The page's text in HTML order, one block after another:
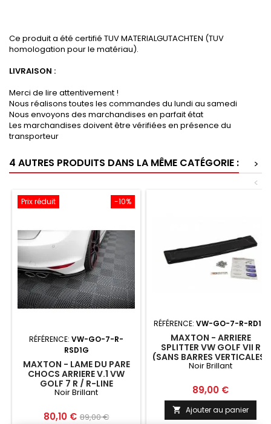
Ce produit a été certifié TUV MATERIALGUTACHTEN (TUV
homologation pour le matériau).
LIVRAISON :
Merci de lire attentivement !
Nous réalisons toutes les commandes du lundi au samedi
Nous envoyons des marchandises en parfait état
Les marchandises doivent être vérifiées en présence du
transporteur
4 AUTRES PRODUITS DANS LA MÊME CATÉGORIE :
>
<
-10%
Prix réduit
RÉFÉRENCE: VW-GO-7-R-
RSD1G
MAXTON - LAME DU PARE
CHOCS ARRIERE V.1 VW
GOLF 7 R / R-LINE
Noir Brillant
Prix
80,10 € Prix
89,00 €
RÉFÉRENCE: VW-GO-7-R-RD1G
MAXTON - ARRIERE
SPLITTER VW GOLF VII R
(SANS BARRES VERTICALES)
Noir Brillant
Prix
89,00 €
 Ajouter au panier